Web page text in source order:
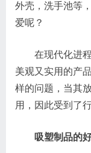
外壳，洗手池等
爱呢？
在现代化进程
美观又实用的产
样的问题，当其
用，因此受到了
吸塑制品的